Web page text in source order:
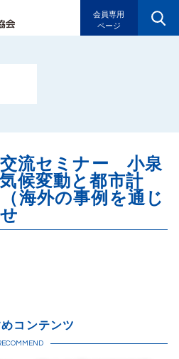
会員専用
ページ
流セミナー 小泉
候変動と都市計
海外の事例を通じ
コンテンツ